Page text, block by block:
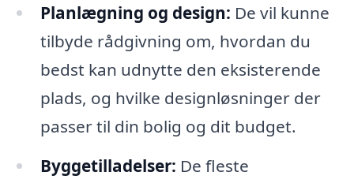
Planlægning og design: De vil kunne
tilbyde rådgivning om, hvordan du
bedst kan udnytte den eksisterende
plads, og hvilke designløsninger der
passer til din bolig og dit budget.
Byggetilladelser: De fleste